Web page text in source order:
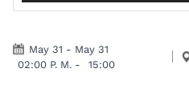
May 31 - May 31
02:00 P. M. - 15:00